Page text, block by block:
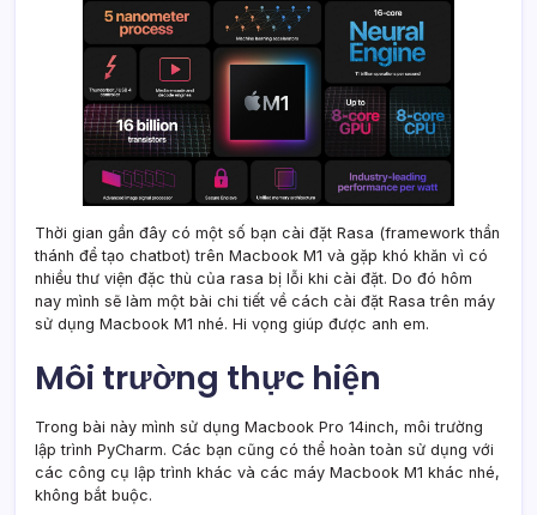
Thời gian gần đây có một số bạn cài đặt Rasa (framework thần
thánh để tạo chatbot) trên Macbook M1 và gặp khó khăn vì có
nhiều thư viện đặc thù của rasa bị lỗi khi cài đặt. Do đó hôm
nay mình sẽ làm một bài chi tiết về cách cài đặt Rasa trên máy
sử dụng Macbook M1 nhé. Hi vọng giúp được anh em.
Môi trường thực hiện
Trong bài này mình sử dụng Macbook Pro 14inch, môi trường
lập trình PyCharm. Các bạn cũng có thể hoàn toàn sử dụng với
các công cụ lập trình khác và các máy Macbook M1 khác nhé,
không bắt buộc.